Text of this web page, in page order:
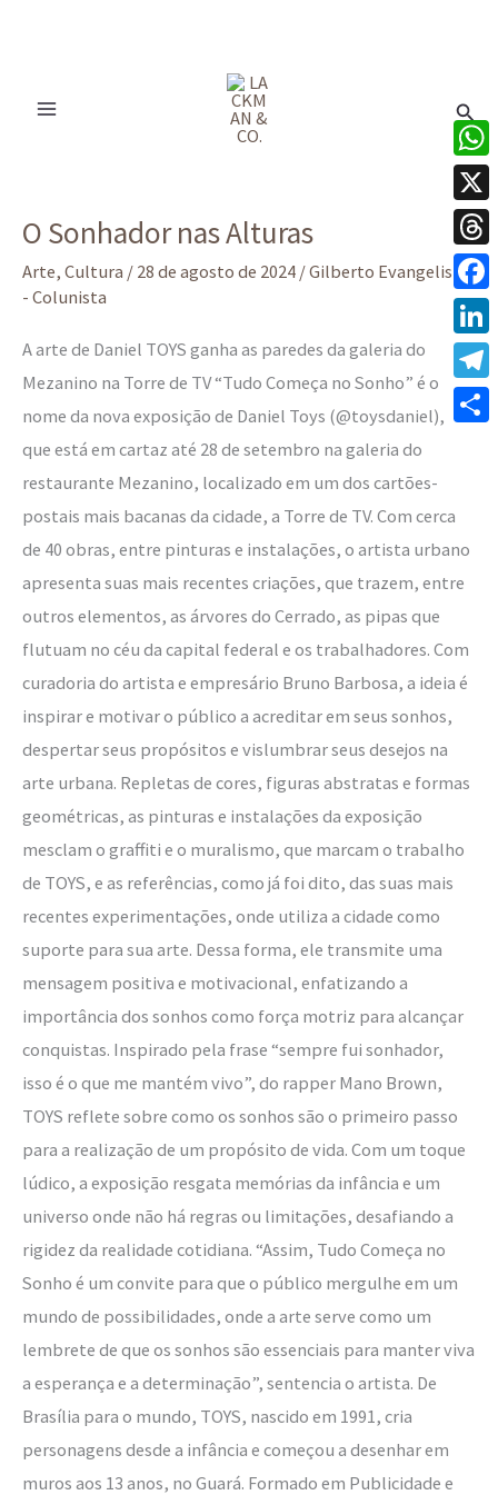
O Sonhador nas Alturas
Arte, Cultura / 28 de agosto de 2024 /Gilberto Evangelista
- Colunista
A arte de Daniel TOYS ganha as paredes da galeria do
Mezanino na Torre de TV “Tudo Começa no Sonho” é o
nome da nova exposição de Daniel Toys (@toysdaniel),
que está em cartaz até 28 de setembro na galeria do
restaurante Mezanino, localizado em um dos cartões-
postais mais bacanas da cidade, a Torre de TV. Com cerca
de 40 obras, entre pinturas e instalações, o artista urbano
apresenta suas mais recentes criações, que trazem, entre
outros elementos, as árvores do Cerrado, as pipas que
flutuam no céu da capital federal e os trabalhadores. Com
curadoria do artista e empresário Bruno Barbosa, a ideia é
inspirar e motivar o público a acreditar em seus sonhos,
despertar seus propósitos e vislumbrar seus desejos na
arte urbana. Repletas de cores, figuras abstratas e formas
geométricas, as pinturas e instalações da exposição
mesclam o graffiti e o muralismo, que marcam o trabalho
de TOYS, e as referências, como já foi dito, das suas mais
recentes experimentações, onde utiliza a cidade como
suporte para sua arte. Dessa forma, ele transmite uma
mensagem positiva e motivacional, enfatizando a
importância dos sonhos como força motriz para alcançar
conquistas. Inspirado pela frase “sempre fui sonhador,
isso é o que me mantém vivo”, do rapper Mano Brown,
TOYS reflete sobre como os sonhos são o primeiro passo
para a realização de um propósito de vida. Com um toque
lúdico, a exposição resgata memórias da infância e um
universo onde não há regras ou limitações, desafiando a
rigidez da realidade cotidiana. “Assim, Tudo Começa no
Sonho é um convite para que o público mergulhe em um
mundo de possibilidades, onde a arte serve como um
lembrete de que os sonhos são essenciais para manter viva
a esperança e a determinação”, sentencia o artista. De
Brasília para o mundo, TOYS, nascido em 1991, cria
personagens desde a infância e começou a desenhar em
muros aos 13 anos, no Guará. Formado em Publicidade e
nas
Alturas
X